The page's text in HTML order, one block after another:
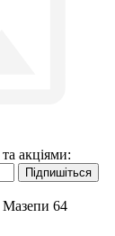
акціями:
Підпишіться
Мазепи 64